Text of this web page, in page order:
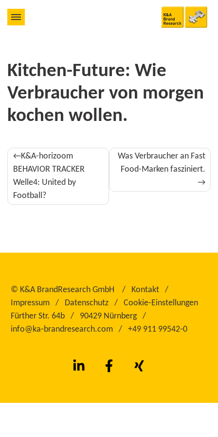
Kitchen-Future: Wie
Verbraucher von morgen
kochen wollen.
Beitragsnavigation
K&A-horizoom
BEHAVIOR TRACKER
Welle4: United by
Football?
Was Verbraucher an Fast
Food-Marken fasziniert.
© K&A BrandResearch GmbH
Kontakt
Impressum
Datenschutz
Cookie-Einstellungen
Fürther Str. 64b
90429 Nürnberg
info@ka‑brandresearch.com
+49 911 99542‑0